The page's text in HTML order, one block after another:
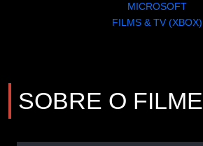
MICROSOFT
FILMS & TV (XBOX)
SOBRE O FILME